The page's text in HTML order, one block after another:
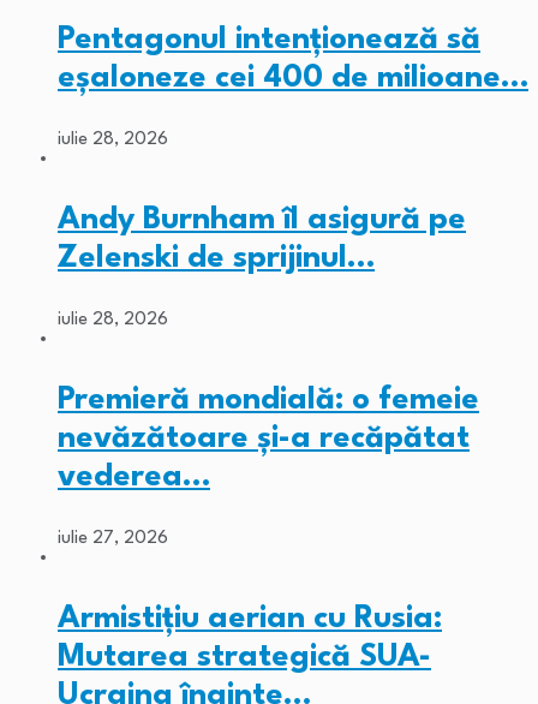
Pentagonul intenționează să
eșaloneze cei 400 de milioane…
iulie 28, 2026
Andy Burnham îl asigură pe
Zelenski de sprijinul…
iulie 28, 2026
Premieră mondială: o femeie
nevăzătoare și-a recăpătat
vederea…
iulie 27, 2026
Armistițiu aerian cu Rusia:
Mutarea strategică SUA-
Ucraina înainte…